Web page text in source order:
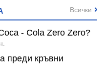
- Cola Zero Zero?
преди кръвни
Всички